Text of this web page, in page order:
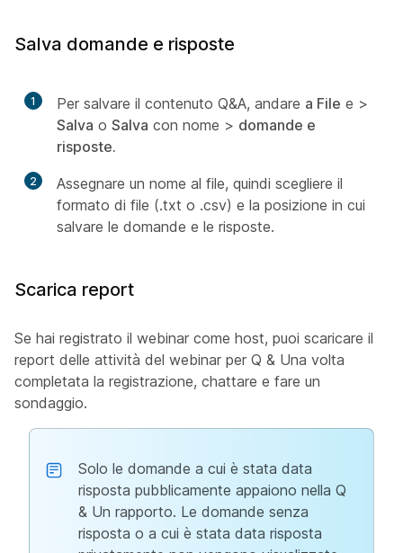
Salva domande e risposte
1 Per salvare il contenuto Q&A, andare a File e >
Salva o Salva con nome > domande e
risposte.
2
Assegnare un nome al file, quindi scegliere il
formato di file (.txt o .csv) e la posizione in cui
salvare le domande e le risposte.
Scarica report
Se hai registrato il webinar come host, puoi scaricare il
report delle attività del webinar per Q & Una volta
completata la registrazione, chattare e fare un
sondaggio.
Solo le domande a cui è stata data
risposta pubblicamente appaiono nella Q
& Un rapporto. Le domande senza
risposta o a cui è stata data risposta